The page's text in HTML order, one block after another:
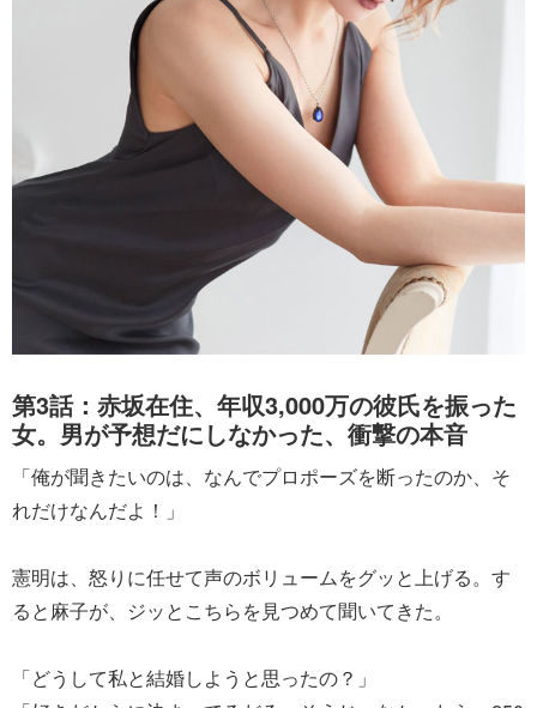
第3話：赤坂在住、年収3,000万の彼氏を振った
女。男が予想だにしなかった、衝撃の本音
「俺が聞きたいのは、なんでプロポーズを断ったのか、そ
れだけなんだよ！」
憲明は、怒りに任せて声のボリュームをグッと上げる。す
ると麻子が、ジッとこちらを見つめて聞いてきた。
「どうして私と結婚しようと思ったの？」